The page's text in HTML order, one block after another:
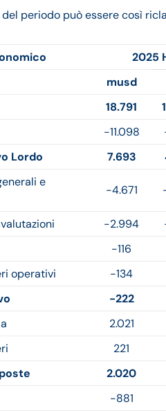
periodo può essere così
2025
musd
18.791
-11.098
Lordo
7.693
e
-4.671
-2.994
-116
operativi
-134
-222
2.021
221
2.020
-881